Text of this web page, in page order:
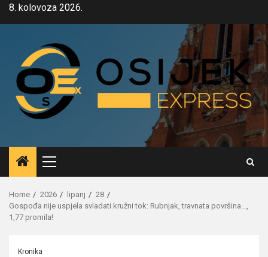
Skip8. kolovoza 2026.
Primary
Menu
Home 2026 lipanj
28
Gospođa nije uspjela svladati kružni tok: Rubnjak, travnata površina…,
1,77 promila!
Kronika